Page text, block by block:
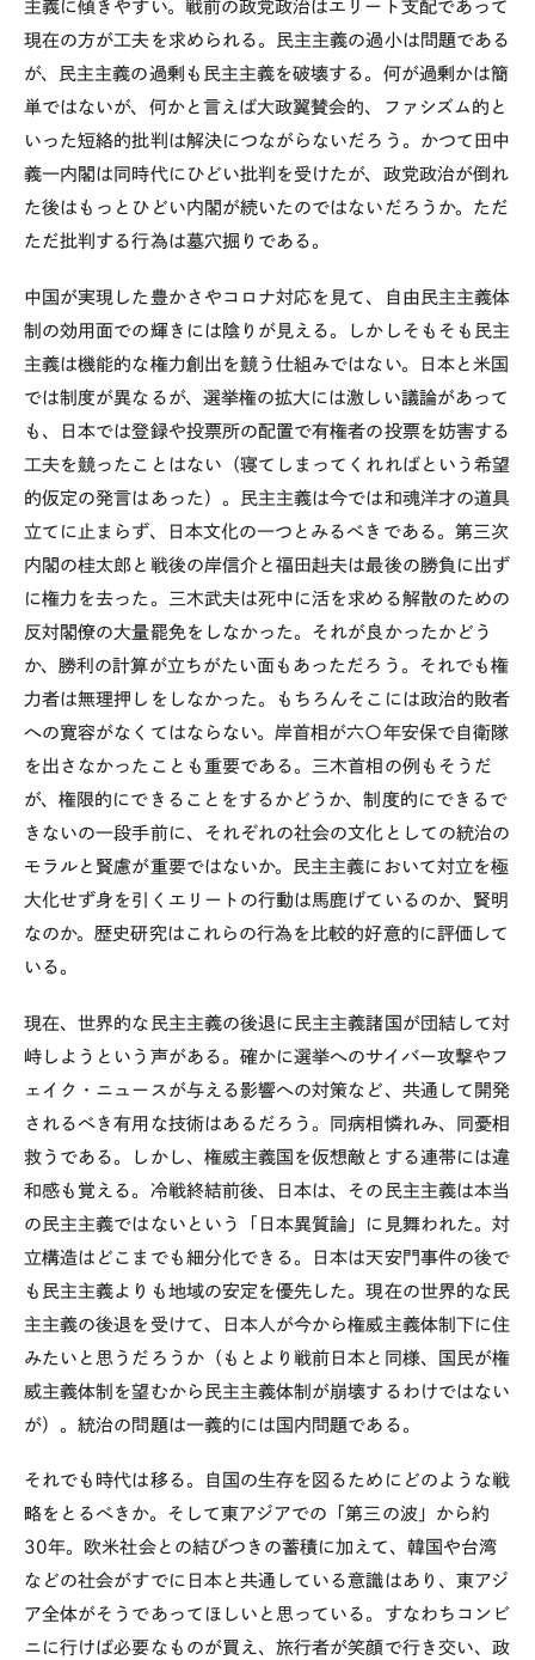
主義に傾きやすい。戦前の政党政治はエリート支配であって
現在の方が工夫を求められる。民主主義の過小は問題である
が、民主主義の過剰も民主主義を破壊する。何が過剰かは簡
単ではないが、何かと言えば大政翼賛会的、ファシズム的と
いった短絡的批判は解決につながらないだろう。かつて田中
義一内閣は同時代にひどい批判を受けたが、政党政治が倒れ
た後はもっとひどい内閣が続いたのではないだろうか。ただ
ただ批判する行為は墓穴掘りである。
中国が実現した豊かさやコロナ対応を見て、自由民主主義体
制の効用面での輝きには陰りが見える。しかしそもそも民主
主義は機能的な権力創出を競う仕組みではない。日本と米国
では制度が異なるが、選挙権の拡大には激しい議論があって
も、日本では登録や投票所の配置で有権者の投票を妨害する
工夫を競ったことはない（寝てしまってくれればという希望
的仮定の発言はあった）。民主主義は今では和魂洋才の道具
立てに止まらず、日本文化の一つとみるべきである。第三次
内閣の桂太郎と戦後の岸信介と福田赳夫は最後の勝負に出ず
に権力を去った。三木武夫は死中に活を求める解散のための
反対閣僚の大量罷免をしなかった。それが良かったかどう
か、勝利の計算が立ちがたい面もあっただろう。それでも権
力者は無理押しをしなかった。もちろんそこには政治的敗者
への寛容がなくてはならない。岸首相が六〇年安保で自衛隊
を出さなかったことも重要である。三木首相の例もそうだ
が、権限的にできることをするかどうか、制度的にできるで
きないの一段手前に、それぞれの社会の文化としての統治の
モラルと賢慮が重要ではないか。民主主義において対立を極
大化せず身を引くエリートの行動は馬鹿げているのか、賢明
なのか。歴史研究はこれらの行為を比較的好意的に評価して
いる。
現在、世界的な民主主義の後退に民主主義諸国が団結して対
峙しようという声がある。確かに選挙へのサイバー攻撃やフ
ェイク・ニュースが与える影響への対策など、共通して開発
されるべき有用な技術はあるだろう。同病相憐れみ、同憂相
救うである。しかし、権威主義国を仮想敵とする連帯には違
和感も覚える。冷戦終結前後、日本は、その民主主義は本当
の民主主義ではないという「日本異質論」に見舞われた。対
立構造はどこまでも細分化できる。日本は天安門事件の後で
も民主主義よりも地域の安定を優先した。現在の世界的な民
主主義の後退を受けて、日本人が今から権威主義体制下に住
みたいと思うだろうか（もとより戦前日本と同様、国民が権
威主義体制を望むから民主主義体制が崩壊するわけではない
が）。統治の問題は一義的には国内問題である。
それでも時代は移る。自国の生存を図るためにどのような戦
略をとるべきか。そして東アジアでの「第三の波」から約
30年。欧米社会との結びつきの蓄積に加えて、韓国や台湾
などの社会がすでに日本と共通している意識はあり、東アジ
ア全体がそうであってほしいと思っている。すなわちコンビ
ニに行けば必要なものが買え、旅行者が笑顔で行き交い、政